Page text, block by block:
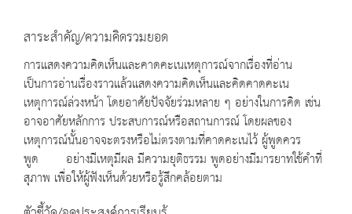
สาระสำคัญ/ความคิดรวมยอด
การแสดงความคิดเห็นและคาดคะเนเหตุการณ์จากเรื่องที่อ่าน
เป็นการอ่านเรื่องราวแล้วแสดงความคิดเห็นและคิดคาดคะเน
เหตุการณ์ล่วงหน้า โดยอาศัยปัจจัยร่วมหลาย ๆ อย่างในการคิด เช่น
อาจอาศัยหลักการ ประสบการณ์หรือสถานการณ์ โดยผลของ
เหตุการณ์นั้นอาจจะตรงหรือไม่ตรงตามที่คาดคะเนไว้ ผู้พูดควร
พูด อย่างมีเหตุมีผล มีความยุติธรรม พูดอย่างมีมารยาทใช้คำที่
สุภาพ เพื่อให้ผู้ฟังเห็นด้วยหรือรู้สึกคล้อยตาม